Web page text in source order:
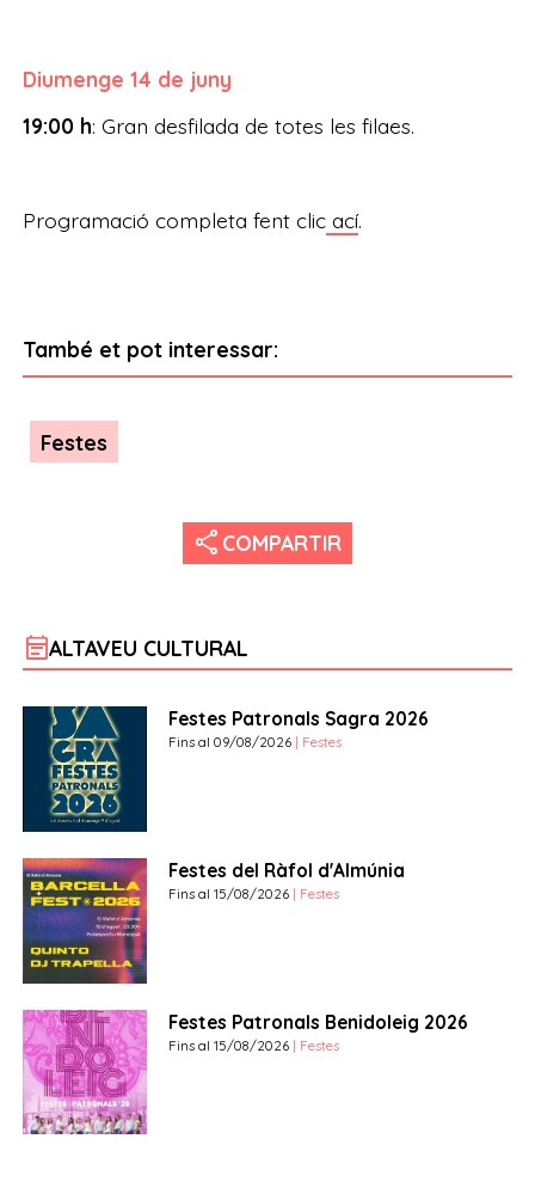
Diumenge 14 de juny
19:00 h: Gran desfilada de totes les filaes.
Programació completa fent clicací.
També et pot interessar:
Festes
share COMPARTIR
event_noteALTAVEU CULTURAL
Festes Patronals Sagra 2026
Fins al 09/08/2026 | Festes
Festes del Ràfol d'Almúnia
Fins al 15/08/2026 | Festes
Festes Patronals Benidoleig 2026
Fins al 15/08/2026 | Festes